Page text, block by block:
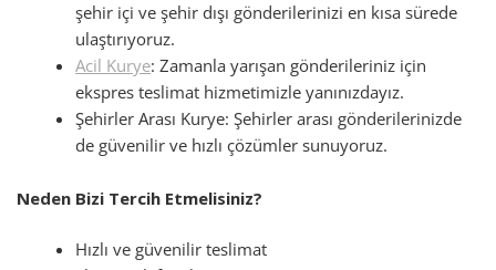
şehir içi ve şehir dışı gönderilerinizi en kısa sürede
ulaştırıyoruz.
Acil Kurye: Zamanla yarışan gönderileriniz için
ekspres teslimat hizmetimizle yanınızdayız.
Şehirler Arası Kurye: Şehirler arası gönderilerinizde
de güvenilir ve hızlı çözümler sunuyoruz.
Neden Bizi Tercih Etmelisiniz?
Hızlı ve güvenilir teslimat